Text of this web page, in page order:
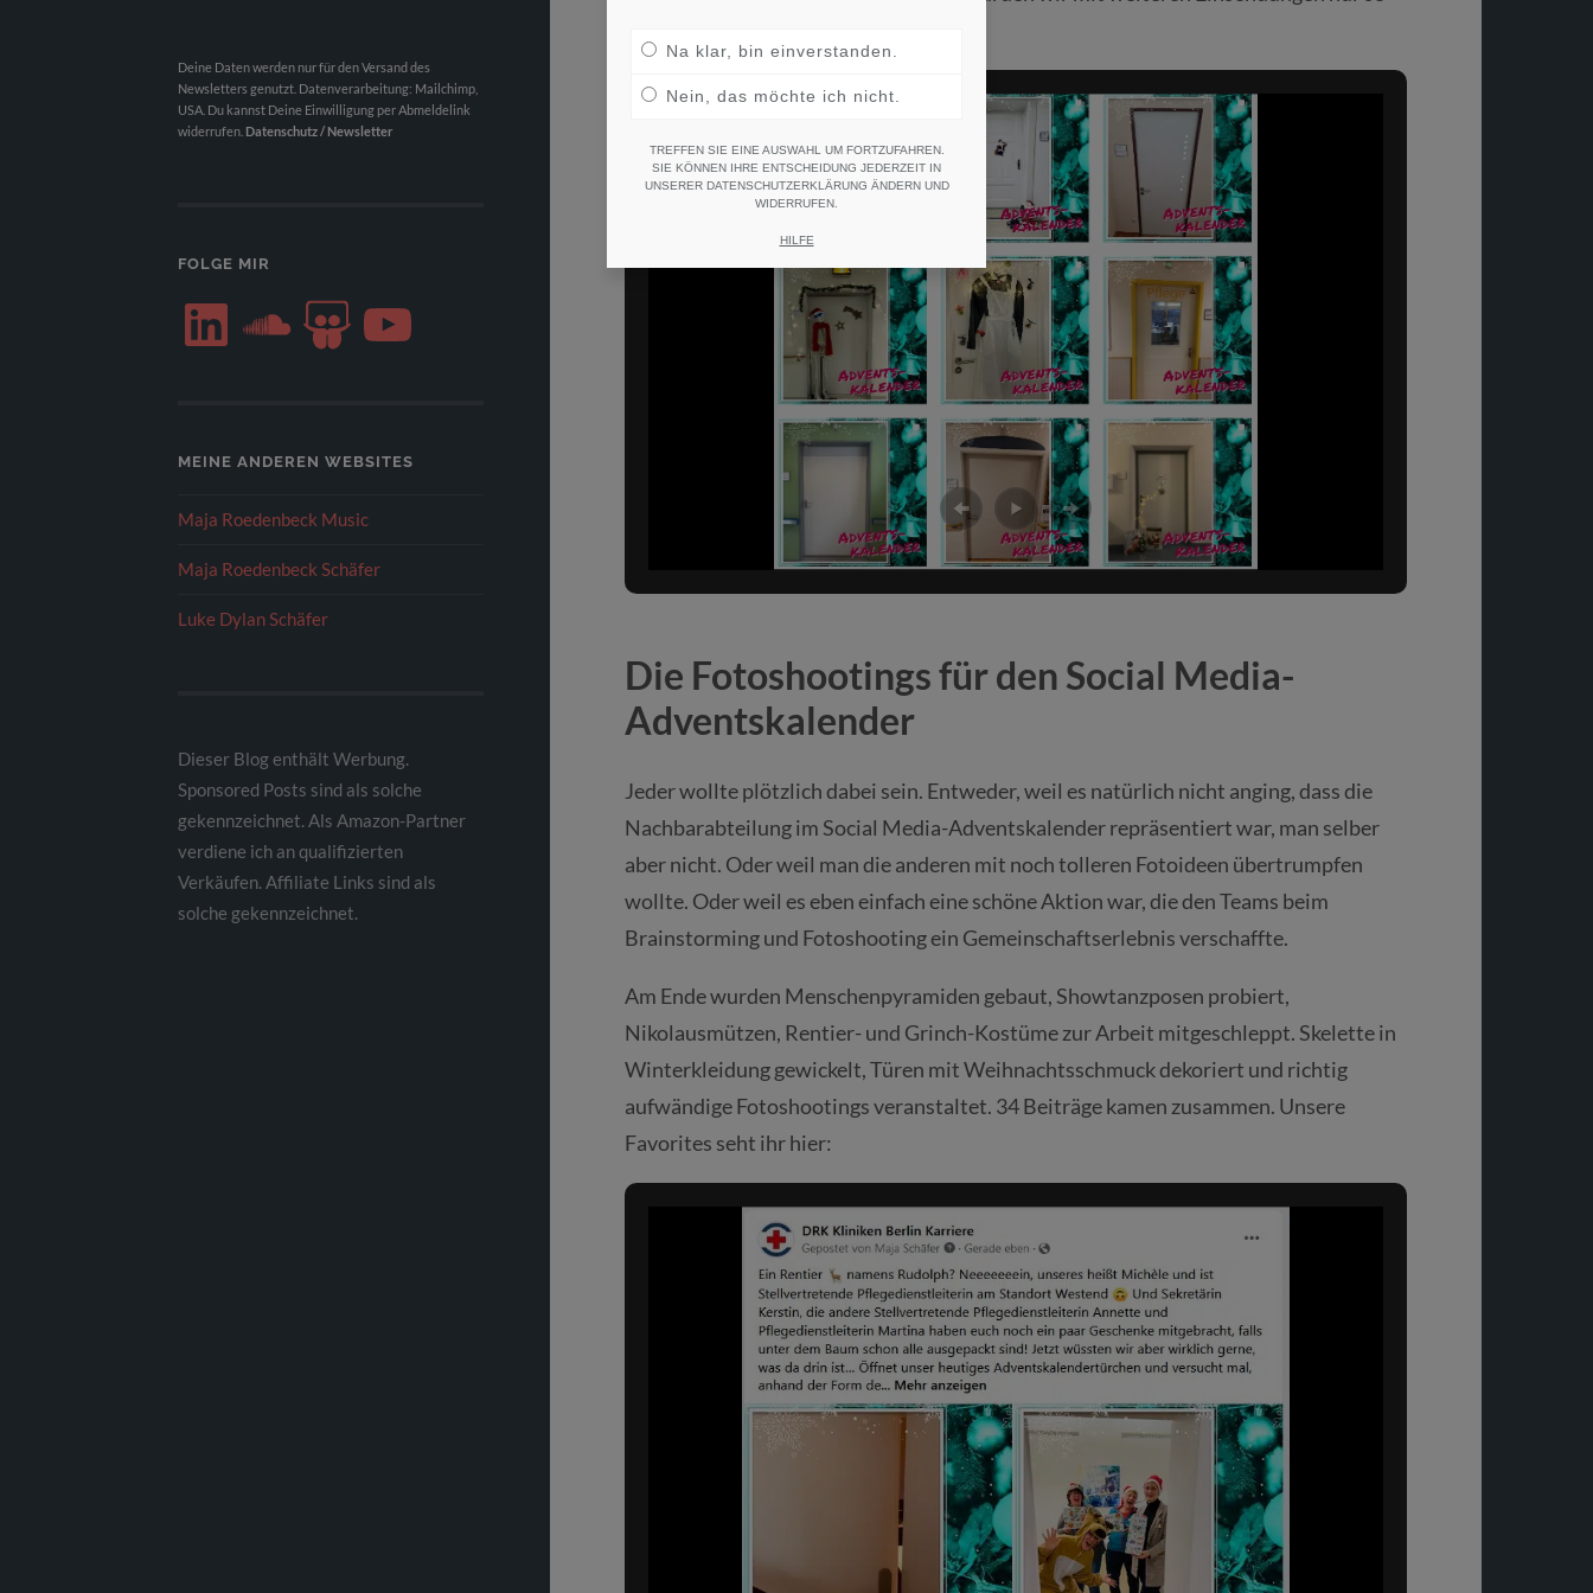
Deine Daten werden nur für den Versand des
Newsletters genutzt. Datenverarbeitung: Mailchimp,
USA. Du kannst Deine Einwilligung per Abmeldelink
widerrufen. Datenschutz / Newsletter
FOLGE MIR
LinkedIn SoundCloudSlideShare
MEINE ANDEREN WEBSITES
Maja Roedenbeck Music
Maja Roedenbeck Schäfer
Luke Dylan Schäfer
Dieser Blog enthält Werbung.
Sponsored Posts sind als solche
gekennzeichnet. Als Amazon-Partner
verdiene ich an qualifizierten
Verkäufen. Affiliate Links sind als
solche gekennzeichnet.
Die Fotoshootings für den Social Media-
Adventskalender
Jeder wollte plötzlich dabei sein. Entweder, weil es natürlich nicht anging, dass die
Nachbarabteilung im Social Media-Adventskalender repräsentiert war, man selber
aber nicht. Oder weil man die anderen mit noch tolleren Fotoideen übertrumpfen
wollte. Oder weil es eben einfach eine schöne Aktion war, die den Teams beim
Brainstorming und Fotoshooting ein Gemeinschaftserlebnis verschaffte.
Am Ende wurden Menschenpyramiden gebaut, Showtanzposen probiert,
Nikolausmützen, Rentier- und Grinch-Kostüme zur Arbeit mitgeschleppt. Skelette in
Winterkleidung gewickelt, Türen mit Weihnachtsschmuck dekoriert und richtig
aufwändige Fotoshootings veranstaltet. 34 Beiträge kamen zusammen. Unsere
Favorites seht ihr hier:
Na klar, bin einverstanden.
Nein, das möchte ich nicht.
TREFFEN SIE EINE AUSWAHL UM FORTZUFAHREN.
SIE KÖNNEN IHRE ENTSCHEIDUNG JEDERZEIT IN
UNSERER DATENSCHUTZERKLÄRUNG ÄNDERN UND
WIDERRUFEN.
HILFE